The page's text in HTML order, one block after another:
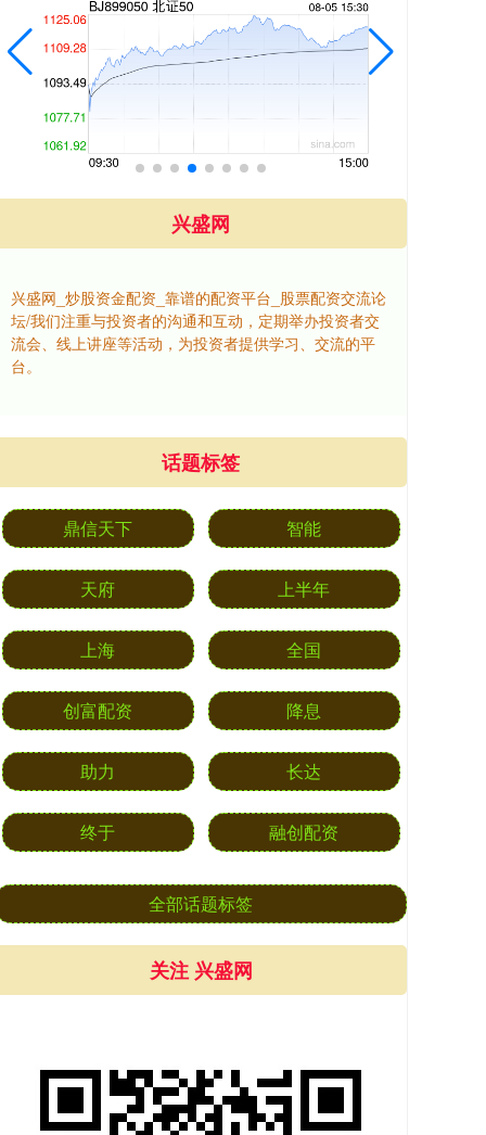
兴盛网
兴盛网_炒股资金配资_靠谱的配资平台_股票配资交流论
坛/我们注重与投资者的沟通和互动，定期举办投资者交
流会、线上讲座等活动，为投资者提供学习、交流的平
台。
话题标签
鼎信天下 智能
天府 上半年
上海 全国
创富配资 降息
助力 长达
终于 融创配资
全部话题标签
关注 兴盛网